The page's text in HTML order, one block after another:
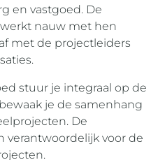
en vastgoed. De
nauw met hen
met de projectleiders
stuur je integraal op de
je de samenhang
De
verantwoordelijk voor de